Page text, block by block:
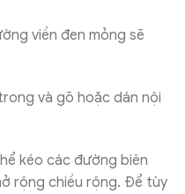
viền đen mỏng sẽ
và gõ hoặc dán nội
kéo các đường biên
rộng chiều rộng. Để tùy